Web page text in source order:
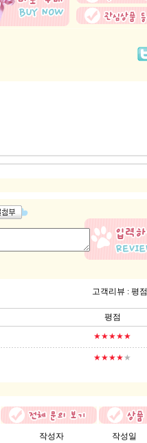
고객리뷰 : 평점
평점
★★★★★
★★★★★
작성자 작성일